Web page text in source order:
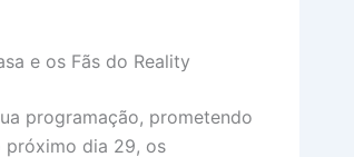
e os Fãs do Reality
programação, prometendo
próximo dia 29, os